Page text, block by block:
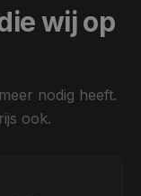
wij op
nodig heeft.
ook.